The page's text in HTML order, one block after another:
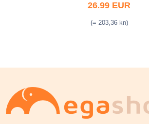
26.99 EUR
(= 203,36 kn)